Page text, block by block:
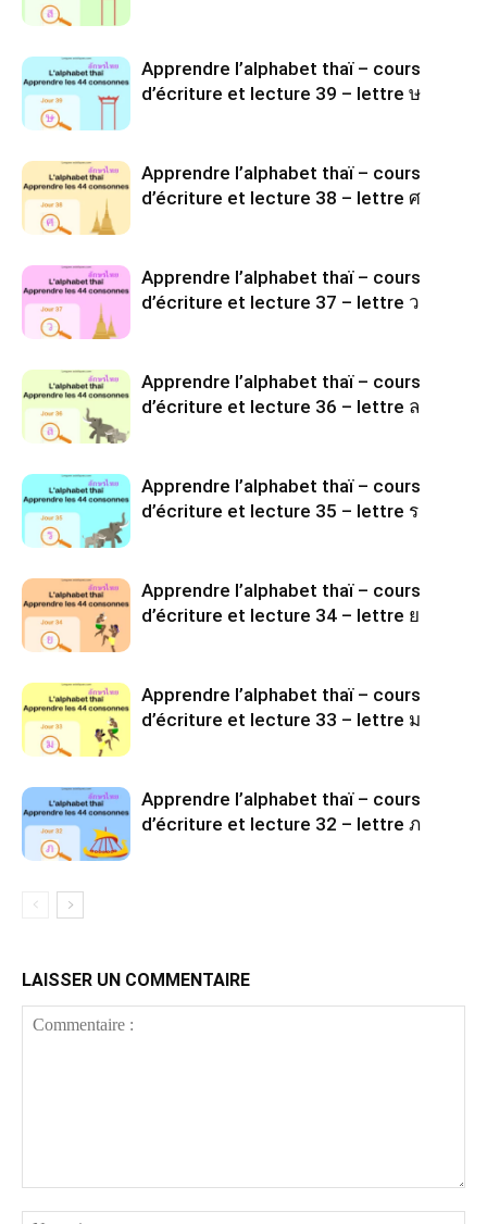
Apprendre l’alphabet thaï – cours
d’écriture et lecture 39 – lettre ษ
Apprendre l’alphabet thaï – cours
d’écriture et lecture 38 – lettre ศ
Apprendre l’alphabet thaï – cours
d’écriture et lecture 37 – lettre ว
Apprendre l’alphabet thaï – cours
d’écriture et lecture 36 – lettre ล
Apprendre l’alphabet thaï – cours
d’écriture et lecture 35 – lettre ร
Apprendre l’alphabet thaï – cours
d’écriture et lecture 34 – lettre ย
Apprendre l’alphabet thaï – cours
d’écriture et lecture 33 – lettre ม
Apprendre l’alphabet thaï – cours
d’écriture et lecture 32 – lettre ภ
LAISSER UN COMMENTAIRE